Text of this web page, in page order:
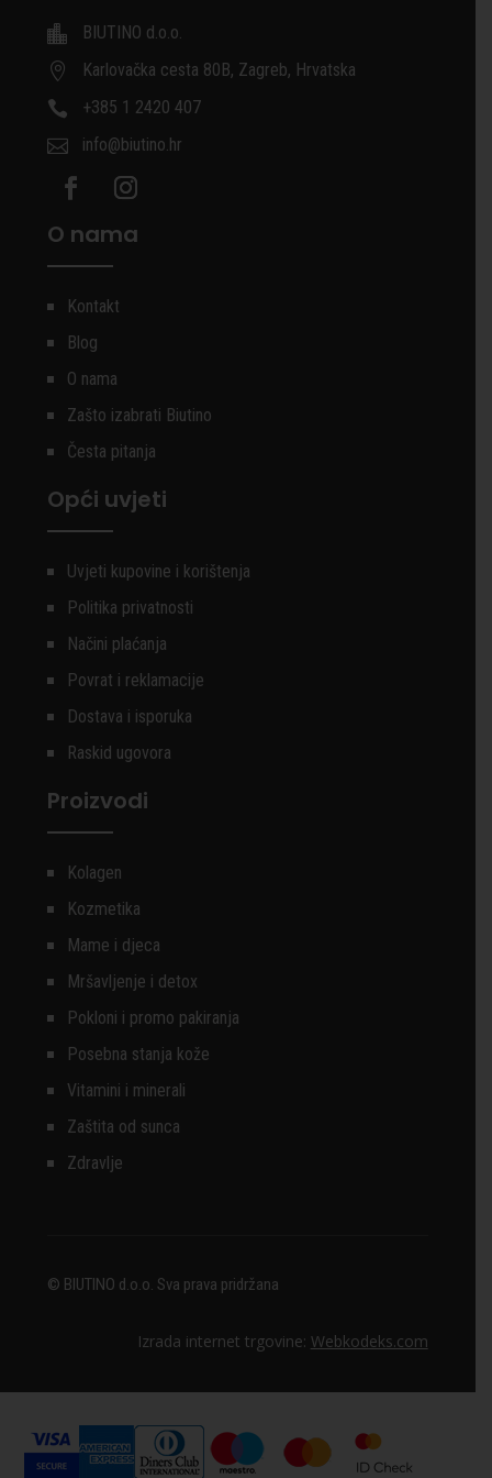

BIUTINO d.o.o.

Karlovačka cesta 80B, Zagreb, Hrvatska

+385 1 2420 407

info@biutino.hr
O nama
Kontakt
Blog
O nama
Zašto izabrati Biutino
Česta pitanja
Opći uvjeti
Uvjeti kupovine i korištenja
Politika privatnosti
Načini plaćanja
Povrat i reklamacije
Dostava i isporuka
Raskid ugovora
Proizvodi
Kolagen
Kozmetika
Mame i djeca
Mršavljenje i detox
Pokloni i promo pakiranja
Posebna stanja kože
Vitamini i minerali
Zaštita od sunca
Zdravlje
© BIUTINO d.o.o. Sva prava pridržana
Izrada internet trgovine: Webkodeks.com